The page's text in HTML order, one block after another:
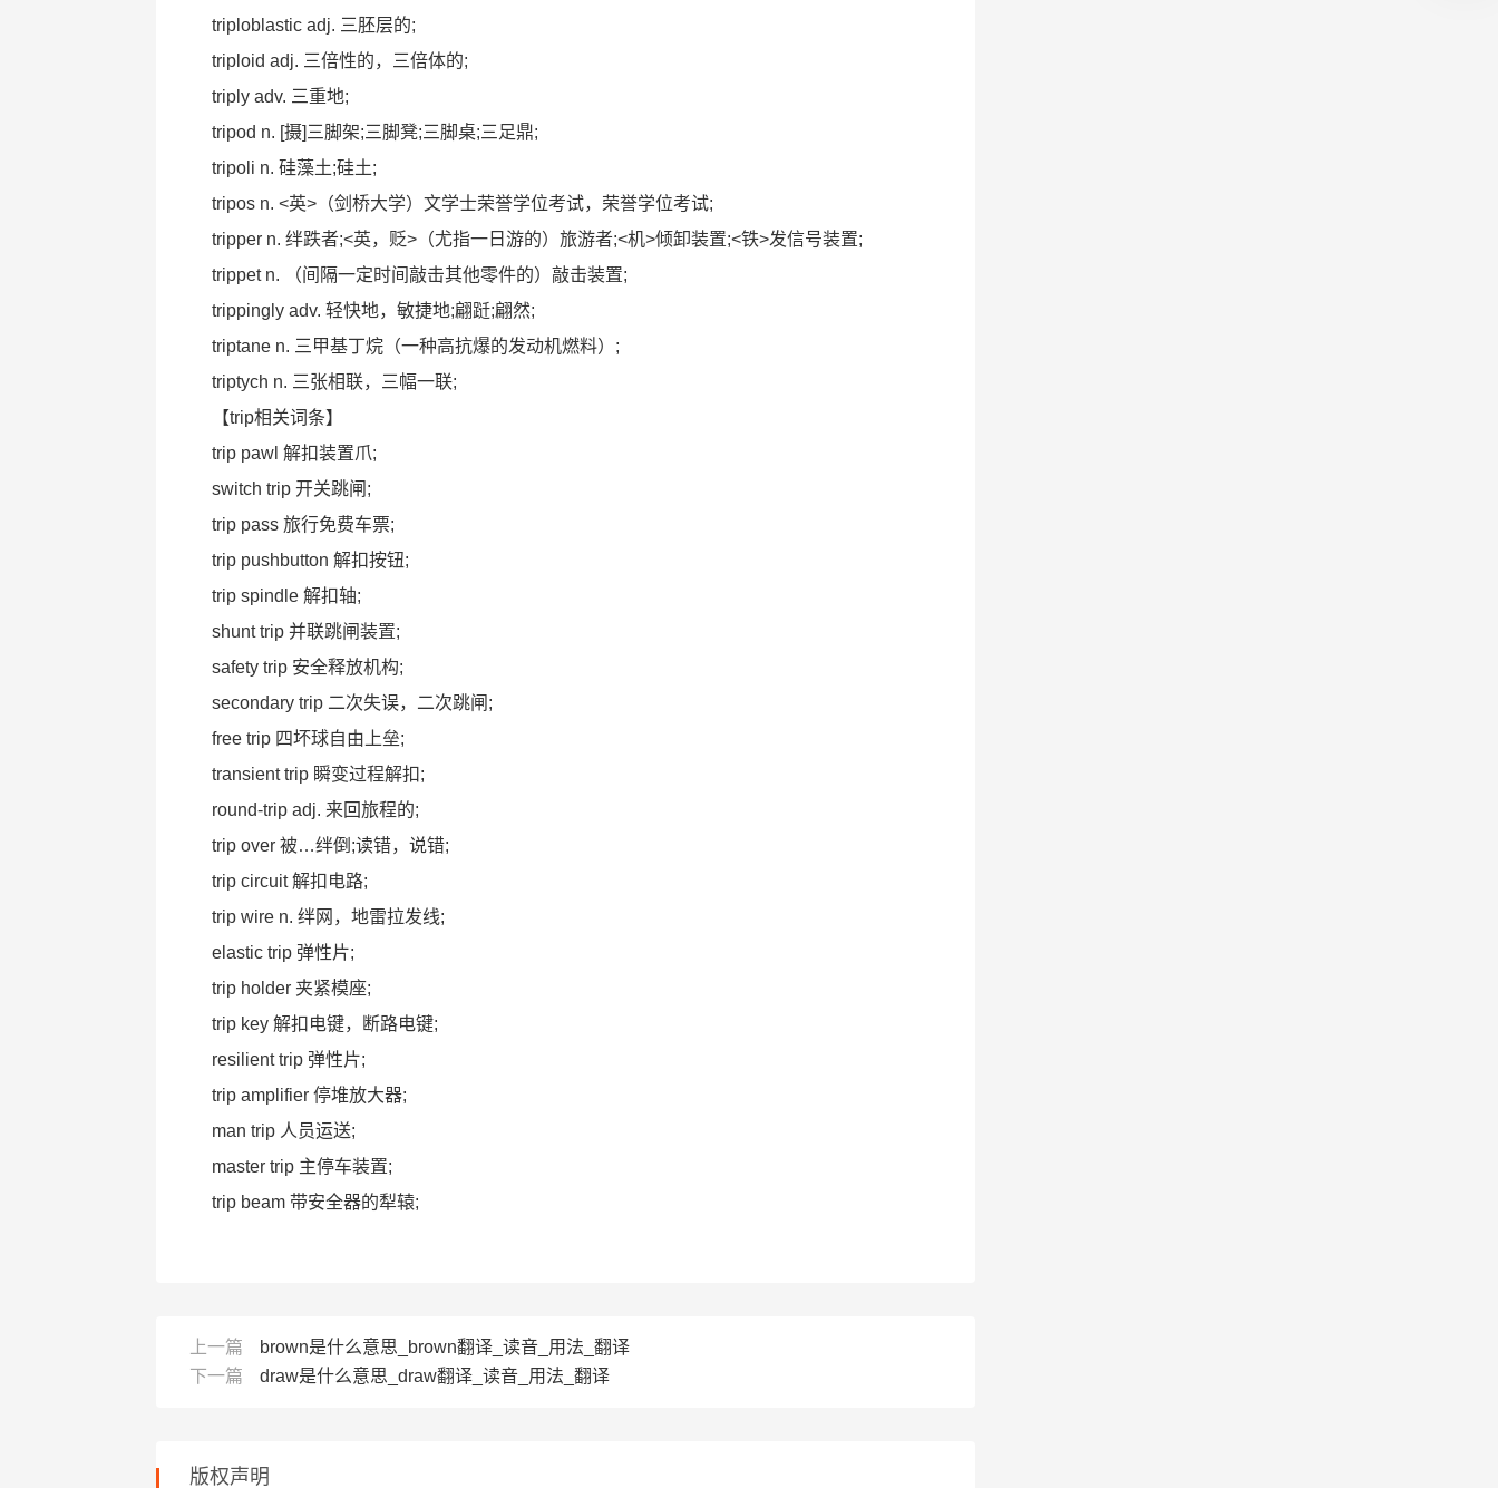
triploblastic adj. 三胚层的;
triploid adj. 三倍性的，三倍体的;
triply adv. 三重地;
tripod n. [摄]三脚架;三脚凳;三脚桌;三足鼎;
tripoli n. 硅藻土;硅土;
tripos n. <英>（剑桥大学）文学士荣誉学位考试，荣誉学位考试;
tripper n. 绊跌者;<英，贬>（尤指一日游的）旅游者;<机>倾卸装置;<铁>发信号装置;
trippet n. （间隔一定时间敲击其他零件的）敲击装置;
trippingly adv. 轻快地，敏捷地;翩跹;翩然;
triptane n. 三甲基丁烷（一种高抗爆的发动机燃料）;
triptych n. 三张相联，三幅一联;
【trip相关词条】
trip pawl 解扣装置爪;
switch trip 开关跳闸;
trip pass 旅行免费车票;
trip pushbutton 解扣按钮;
trip spindle 解扣轴;
shunt trip 并联跳闸装置;
safety trip 安全释放机构;
secondary trip 二次失误，二次跳闸;
free trip 四坏球自由上垒;
transient trip 瞬变过程解扣;
round-trip adj. 来回旅程的;
trip over 被…绊倒;读错，说错;
trip circuit 解扣电路;
trip wire n. 绊网，地雷拉发线;
elastic trip 弹性片;
trip holder 夹紧模座;
trip key 解扣电键，断路电键;
resilient trip 弹性片;
trip amplifier 停堆放大器;
man trip 人员运送;
master trip 主停车装置;
trip beam 带安全器的犁辕;
上一篇
brown是什么意思_brown翻译_读音_用法_翻译
下一篇
draw是什么意思_draw翻译_读音_用法_翻译
版权声明